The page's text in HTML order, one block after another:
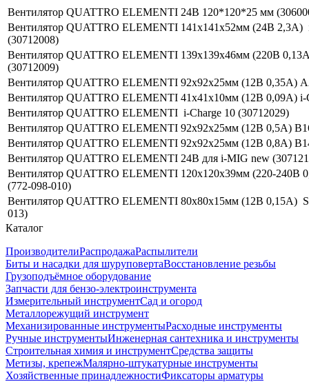
Вентилятор QUATTRO ELEMENTI 24В 120*120*25 мм
Вентилятор QUATTRO ELEMENTI 141х141х52мм (24В 2,3А)
(30712008)
Вентилятор QUATTRO ELEMENTI 139х139х46мм (220В
(30712009)
Вентилятор QUATTRO ELEMENTI 92х92х25мм (12В 0,35А)
Вентилятор QUATTRO ELEMENTI 41х41х10мм (12В 0,09А) i-
Вентилятор QUATTRO ELEMENTI i-Charge 10 (30712029)
Вентилятор QUATTRO ELEMENTI 92х92х25мм (12В 0,5A)
Вентилятор QUATTRO ELEMENTI 92х92х25мм (12В 0,8A)
Вентилятор QUATTRO ELEMENTI 24В для i-MIG new
Вентилятор QUATTRO ELEMENTI 120х120х39мм (220-240В
(772-098-010)
Вентилятор QUATTRO ELEMENTI 80х80х15мм (12В 0,15A)
013)
Каталог
ПроизводителиРаспродажаРаспылители
Биты и насадки для шуруповертаВосстановление резьбы
Грузоподъёмное оборудование
Запчасти для бензо-электроинструмента
Измерительный инструментСад и огород
Металлорежущий инструмент
Механизированные инструментыРасходные инструменты
Ручные инструментыИнженерная сантехника и инструменты
Строительная химия и инструментСредства защиты
Метизы, крепежМалярно-штукатурные инструменты
Хозяйственные принадлежностиФиксаторы арматуры